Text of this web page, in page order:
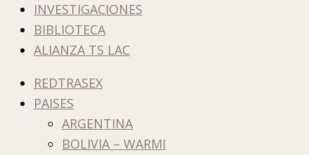
INVESTIGACIONES
BIBLIOTECA
ALIANZA TS LAC
REDTRASEX
PAISES
ARGENTINA
BOLIVIA – WARMI